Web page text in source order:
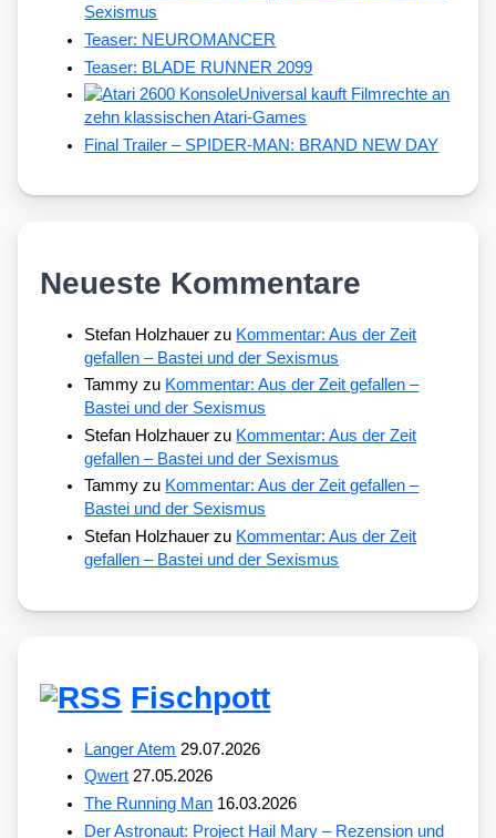
Sexismus
Teaser: NEUROMANCER
Teaser: BLADE RUNNER 2099
Universal kauft Filmrechte an
zehn klassischen Atari-Games
Final Trailer – SPIDER-MAN: BRAND NEW DAY
Neueste Kommentare
Stefan Holzhauer zu Kommentar: Aus der Zeit
gefallen – Bastei und der Sexismus
Tammy zu Kommentar: Aus der Zeit gefallen –
Bastei und der Sexismus
Stefan Holzhauer zu Kommentar: Aus der Zeit
gefallen – Bastei und der Sexismus
Tammy zu Kommentar: Aus der Zeit gefallen –
Bastei und der Sexismus
Stefan Holzhauer zu Kommentar: Aus der Zeit
gefallen – Bastei und der Sexismus
Fischpott
Langer Atem 29.07.2026
Qwert 27.05.2026
The Running Man 16.03.2026
Der Astronaut: Project Hail Mary – Rezension und